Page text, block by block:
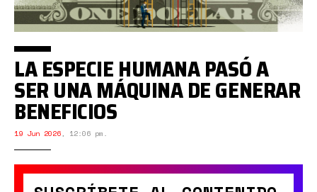
LA ESPECIE HUMANA PASÓ A
SER UNA MÁQUINA DE GENERAR
BENEFICIOS
19 Jun 2026, 12:06 pm.